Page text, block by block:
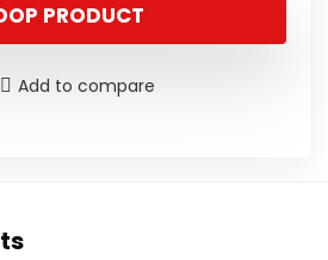
PRODUCT
Add to compare